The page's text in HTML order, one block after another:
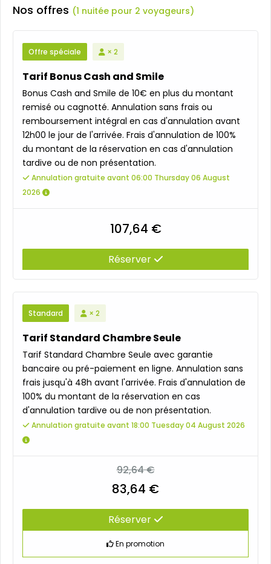
Nos offres (1 nuitée pour 2 voyageurs)
Offre spéciale × 2
Tarif Bonus Cash and Smile
Bonus Cash and Smile de 10€ en plus du montant
remisé ou cagnotté. Annulation sans frais ou
remboursement intégral en cas d'annulation avant
12h00 le jour de l'arrivée. Frais d'annulation de 100%
du montant de la réservation en cas d'annulation
tardive ou de non présentation.
Annulation gratuite avant 06:00 Thursday 06 August
2026
107,64 €
Réserver
Standard × 2
Tarif Standard Chambre Seule
Tarif Standard Chambre Seule avec garantie
bancaire ou pré-paiement en ligne. Annulation sans
frais jusqu'à 48h avant l'arrivée. Frais d'annulation de
100% du montant de la réservation en cas
d'annulation tardive ou de non présentation.
Annulation gratuite avant 18:00 Tuesday 04 August 2026
92,64 €
83,64 €
Réserver
En promotion